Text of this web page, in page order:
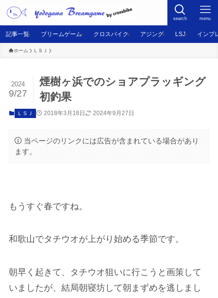
search menu
記事一覧 ブリームゲーム クロスバイク アジング LSJ インプ
ホーム ＬＳＪ
煙樹ヶ浜でのショアプラッギング
初釣果
2024
9/27
ＬＳＪ 2018年3月18日 2024年9月27日
当ページのリンクには広告が含まれている場合があり
ます。
もうすぐ春ですね。
和歌山でタチウオが上がり始める季節です。
朝早く起きて、タチウオ狙いに行こうと画策して
いましたが、結局朝寝坊して朝まずめを逃しまし